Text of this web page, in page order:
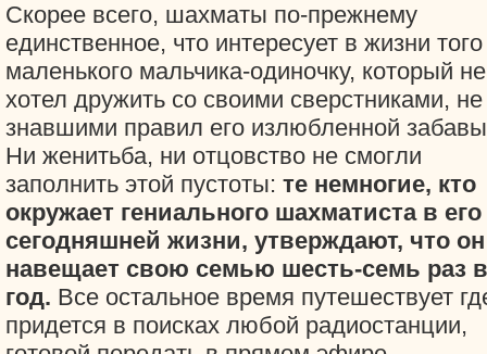
Скорее всего, шахматы по-прежнему
единственное, что интересует в жизни того
маленького мальчика-одиночку, который не
хотел дружить со своими сверстниками, не
знавшими правил его излюбленной
Ни женитьба, ни отцовство не смогли
заполнить этой пустоты: те немногие, кто
окружает гениального шахматиста в его
сегодняшней жизни, утверждают, что он
навещает свою семью шесть-семь раз в
год. Все остальное время путешествует
придется в поисках любой радиостанции,